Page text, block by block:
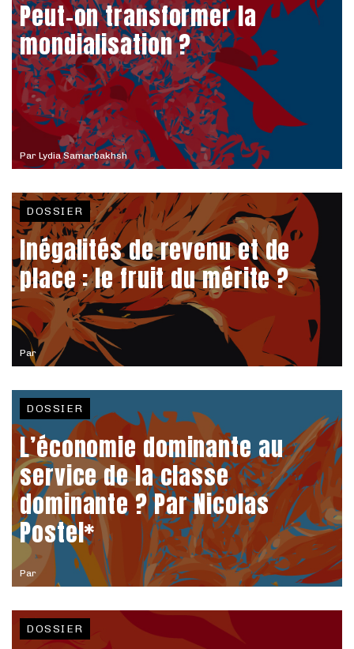
Par Lydia Samarbakhsh
Peut-on transformer la
mondialisation ?
Par
DOSSIER
Inégalités de revenu et de
place : le fruit du mérite ?
Par
DOSSIER
L’économie dominante au
service de la classe
dominante ? Par Nicolas
Postel*
DOSSIER